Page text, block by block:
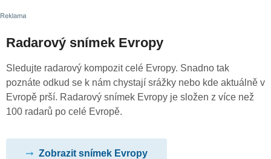
Radarový snímek Evropy
Sledujte radarový kompozit celé Evropy. Snadno tak
poznáte odkud se k nám chystají srážky nebo kde aktuálně v
Evropě prší. Radarový snímek Evropy je složen z více než
100 radarů po celé Evropě.
Zobrazit snímek Evropy